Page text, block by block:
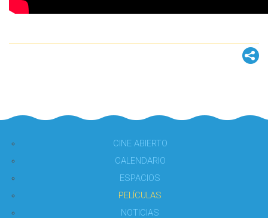
CINE ABIERTO
CALENDARIO
ESPACIOS
PELÍCULAS
NOTICIAS